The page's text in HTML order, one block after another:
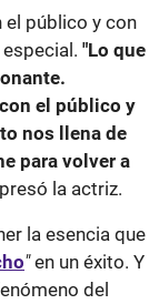
el público y con
"Lo que
el público y
nos llena de
para volver a
la actriz.
la esencia que
"en un éxito. Y
del